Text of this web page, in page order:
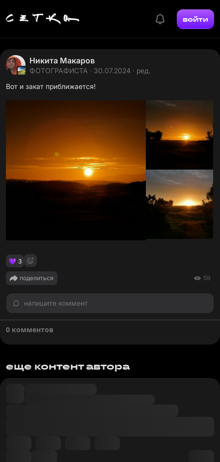
войти
Никита Макаров
ФОТОГРАФИСТА · 30.07.2024 · ред.
Вот и закат приближается!
3
поделиться 59
напишите коммент
0 комментов
еще контент автора